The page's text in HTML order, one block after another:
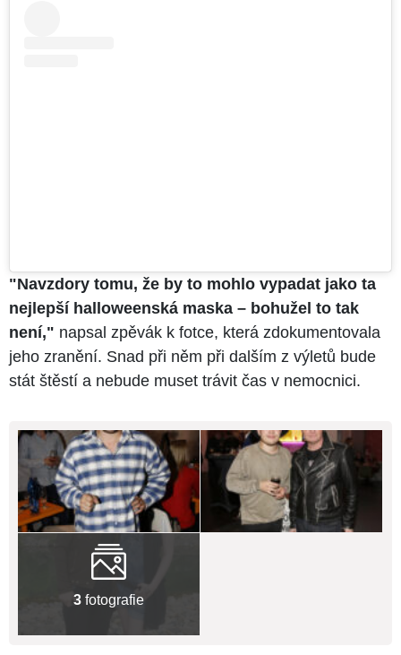
"Navzdory tomu, že by to mohlo vypadat jako ta
nejlepší halloweenská maska – bohužel to tak
není," napsal zpěvák k fotce, která zdokumentovala
jeho zranění. Snad při něm při dalším z výletů bude
stát štěstí a nebude muset trávit čas v nemocnici.
3 fotografie